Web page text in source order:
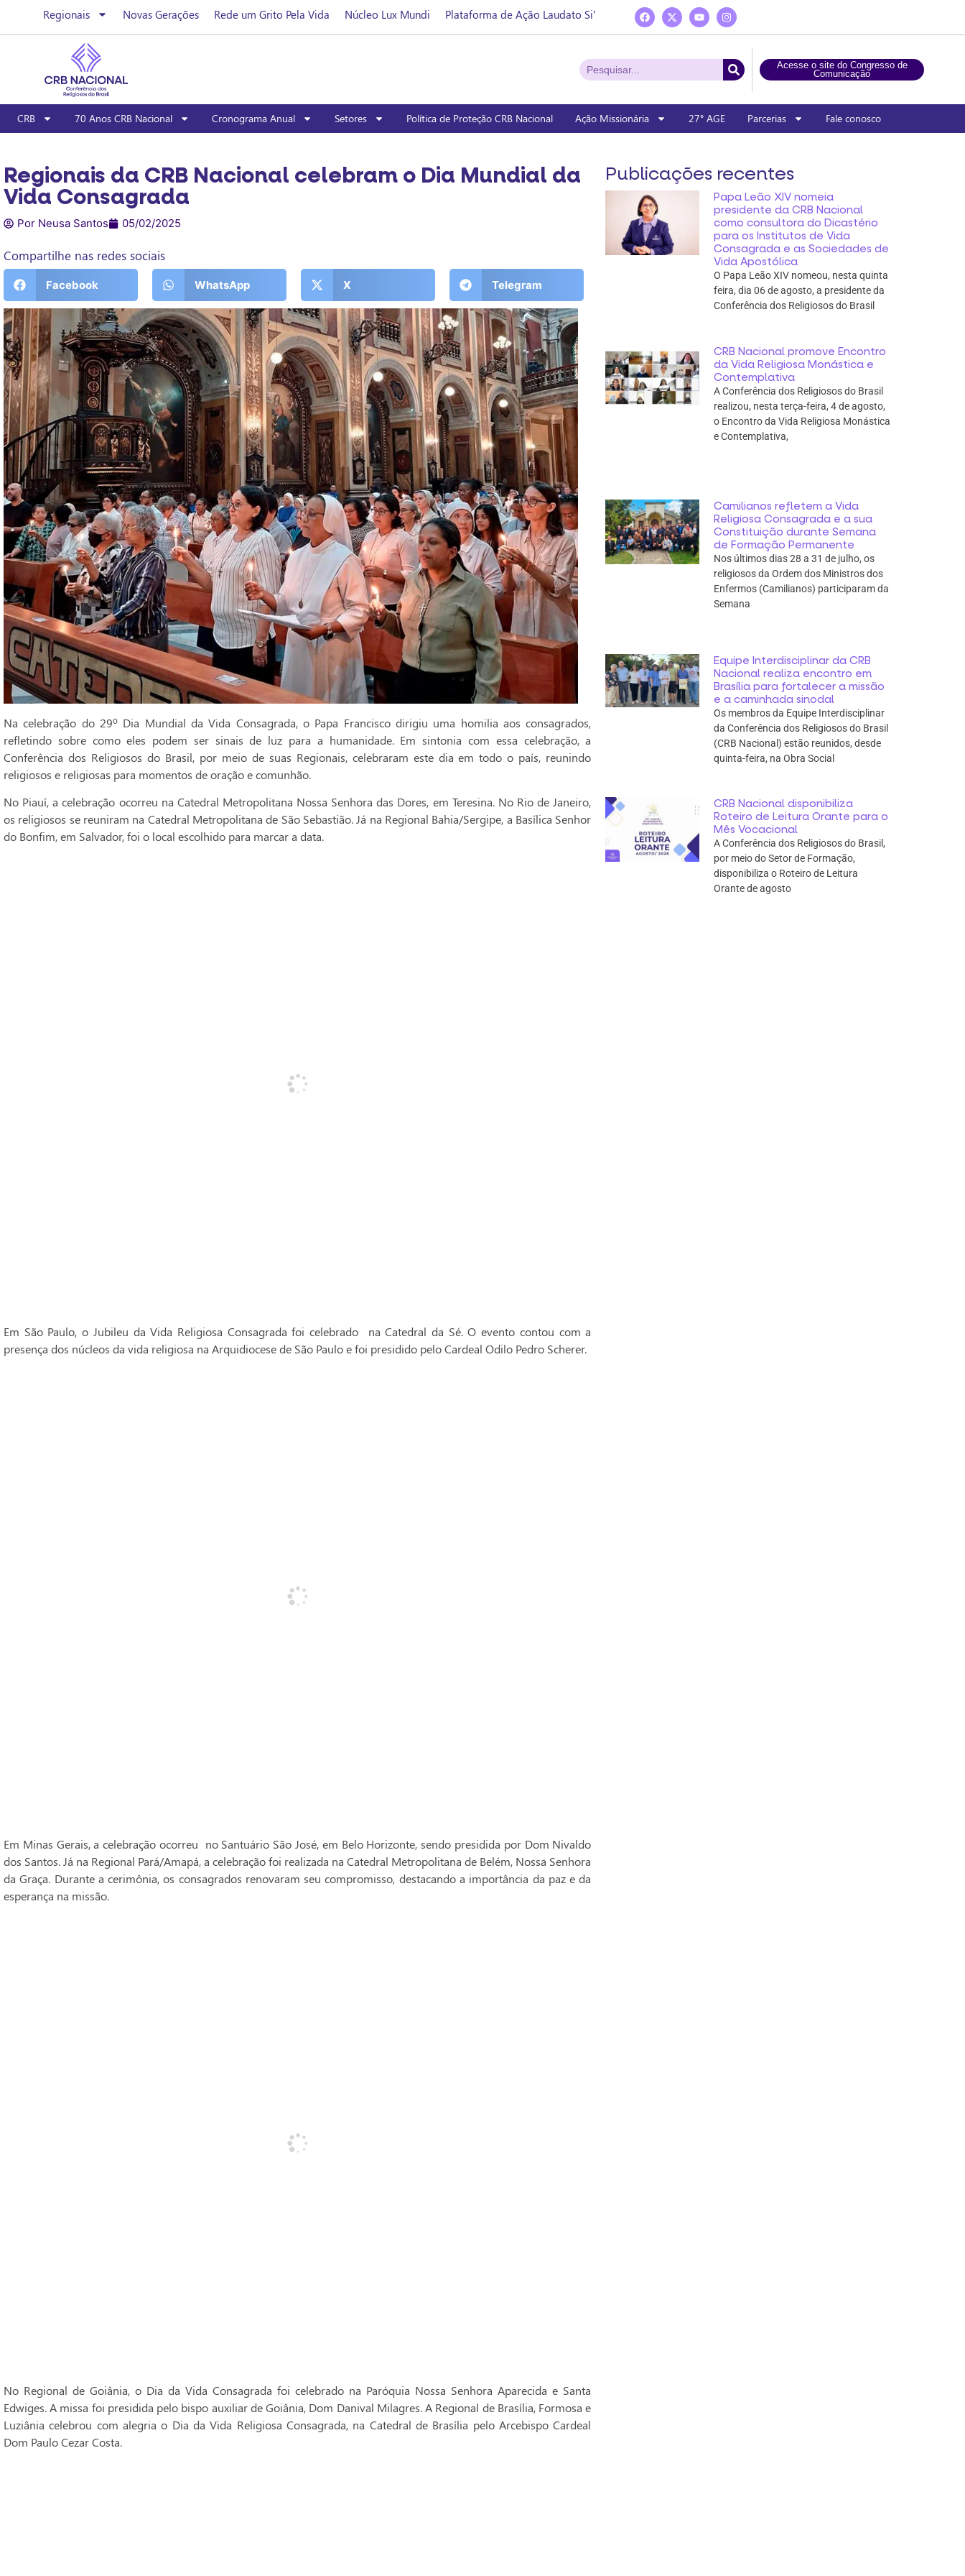
Regionais Novas Gerações Rede um Grito Pela Vida Núcleo Lux Mundi Plataforma de Ação Laudato Si’
Acesse o site do Congresso de
Comunicação
CRB 70 Anos CRB Nacional Cronograma Anual Setores Política de Proteção CRB Nacional Ação Missionária 27° AGE Parcerias Fale conosco
Regionais da CRB Nacional celebram o Dia Mundial da
Vida Consagrada
Por Neusa Santos 05/02/2025
Compartilhe nas redes sociais
Facebook WhatsApp X Telegram
Na celebração do 29º Dia Mundial da Vida Consagrada, o Papa Francisco dirigiu uma homilia aos consagrados,
refletindo sobre como eles podem ser sinais de luz para a humanidade. Em sintonia com essa celebração, a
Conferência dos Religiosos do Brasil, por meio de suas Regionais, celebraram este dia em todo o país, reunindo
religiosos e religiosas para momentos de oração e comunhão.
No Piauí, a celebração ocorreu na Catedral Metropolitana Nossa Senhora das Dores, em Teresina. No Rio de Janeiro,
os religiosos se reuniram na Catedral Metropolitana de São Sebastião. Já na Regional Bahia/Sergipe, a Basílica Senhor
do Bonfim, em Salvador, foi o local escolhido para marcar a data.
Em São Paulo, o Jubileu da Vida Religiosa Consagrada foi celebrado na Catedral da Sé. O evento contou com a
presença dos núcleos da vida religiosa na Arquidiocese de São Paulo e foi presidido pelo Cardeal Odilo Pedro Scherer.
Em Minas Gerais, a celebração ocorreu no Santuário São José, em Belo Horizonte, sendo presidida por Dom Nivaldo
dos Santos. Já na Regional Pará/Amapá, a celebração foi realizada na Catedral Metropolitana de Belém, Nossa Senhora
da Graça. Durante a cerimônia, os consagrados renovaram seu compromisso, destacando a importância da paz e da
esperança na missão.
No Regional de Goiânia, o Dia da Vida Consagrada foi celebrado na Paróquia Nossa Senhora Aparecida e Santa
Edwiges. A missa foi presidida pelo bispo auxiliar de Goiânia, Dom Danival Milagres. A Regional de Brasília, Formosa e
Luziânia celebrou com alegria o Dia da Vida Religiosa Consagrada, na Catedral de Brasília pelo Arcebispo Cardeal
Dom Paulo Cezar Costa.
Publicações recentes
Papa Leão XIV nomeia
presidente da CRB Nacional
como consultora do Dicastério
para os Institutos de Vida
Consagrada e as Sociedades de
Vida Apostólica
O Papa Leão XIV nomeou, nesta quinta
feira, dia 06 de agosto, a presidente da
Conferência dos Religiosos do Brasil
CRB Nacional promove Encontro
da Vida Religiosa Monástica e
Contemplativa
A Conferência dos Religiosos do Brasil
realizou, nesta terça-feira, 4 de agosto,
o Encontro da Vida Religiosa Monástica
e Contemplativa,
Camilianos refletem a Vida
Religiosa Consagrada e a sua
Constituição durante Semana
de Formação Permanente
Nos últimos dias 28 a 31 de julho, os
religiosos da Ordem dos Ministros dos
Enfermos (Camilianos) participaram da
Semana
Equipe Interdisciplinar da CRB
Nacional realiza encontro em
Brasília para fortalecer a missão
e a caminhada sinodal
Os membros da Equipe Interdisciplinar
da Conferência dos Religiosos do Brasil
(CRB Nacional) estão reunidos, desde
quinta-feira, na Obra Social
CRB Nacional disponibiliza
Roteiro de Leitura Orante para o
Mês Vocacional
A Conferência dos Religiosos do Brasil,
por meio do Setor de Formação,
disponibiliza o Roteiro de Leitura
Orante de agosto